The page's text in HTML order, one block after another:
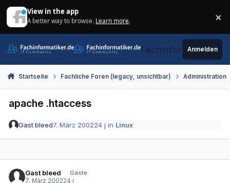
View in the app
A better way to browse. Learn more. ×
Fachinformatiker.de
Anmelden
Startseite Fachliche Foren (legacy, unsichtbar) Administration
apache .htaccess
Gast bleed7. März 200224 j in Linux
Gast bleed
Gäste
7. März 200224 j